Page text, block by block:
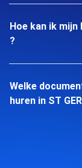
Hoe kan ik
?
Welke
huren in ST